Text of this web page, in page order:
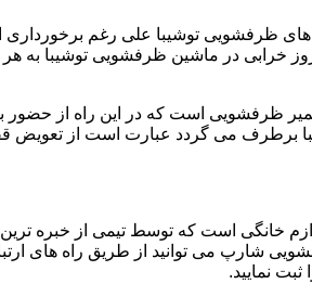
ظرفشویی توشیبا علی رغم برخورداری
در ماشین ظرفشویی توشیبا به هر
ظرفشویی است که در این راه از حضور
برطرف می گردد عبارت است از
خانگی است که توسط تیمی از خبره
شارپ می توانید از طریق راه های
نمایید.